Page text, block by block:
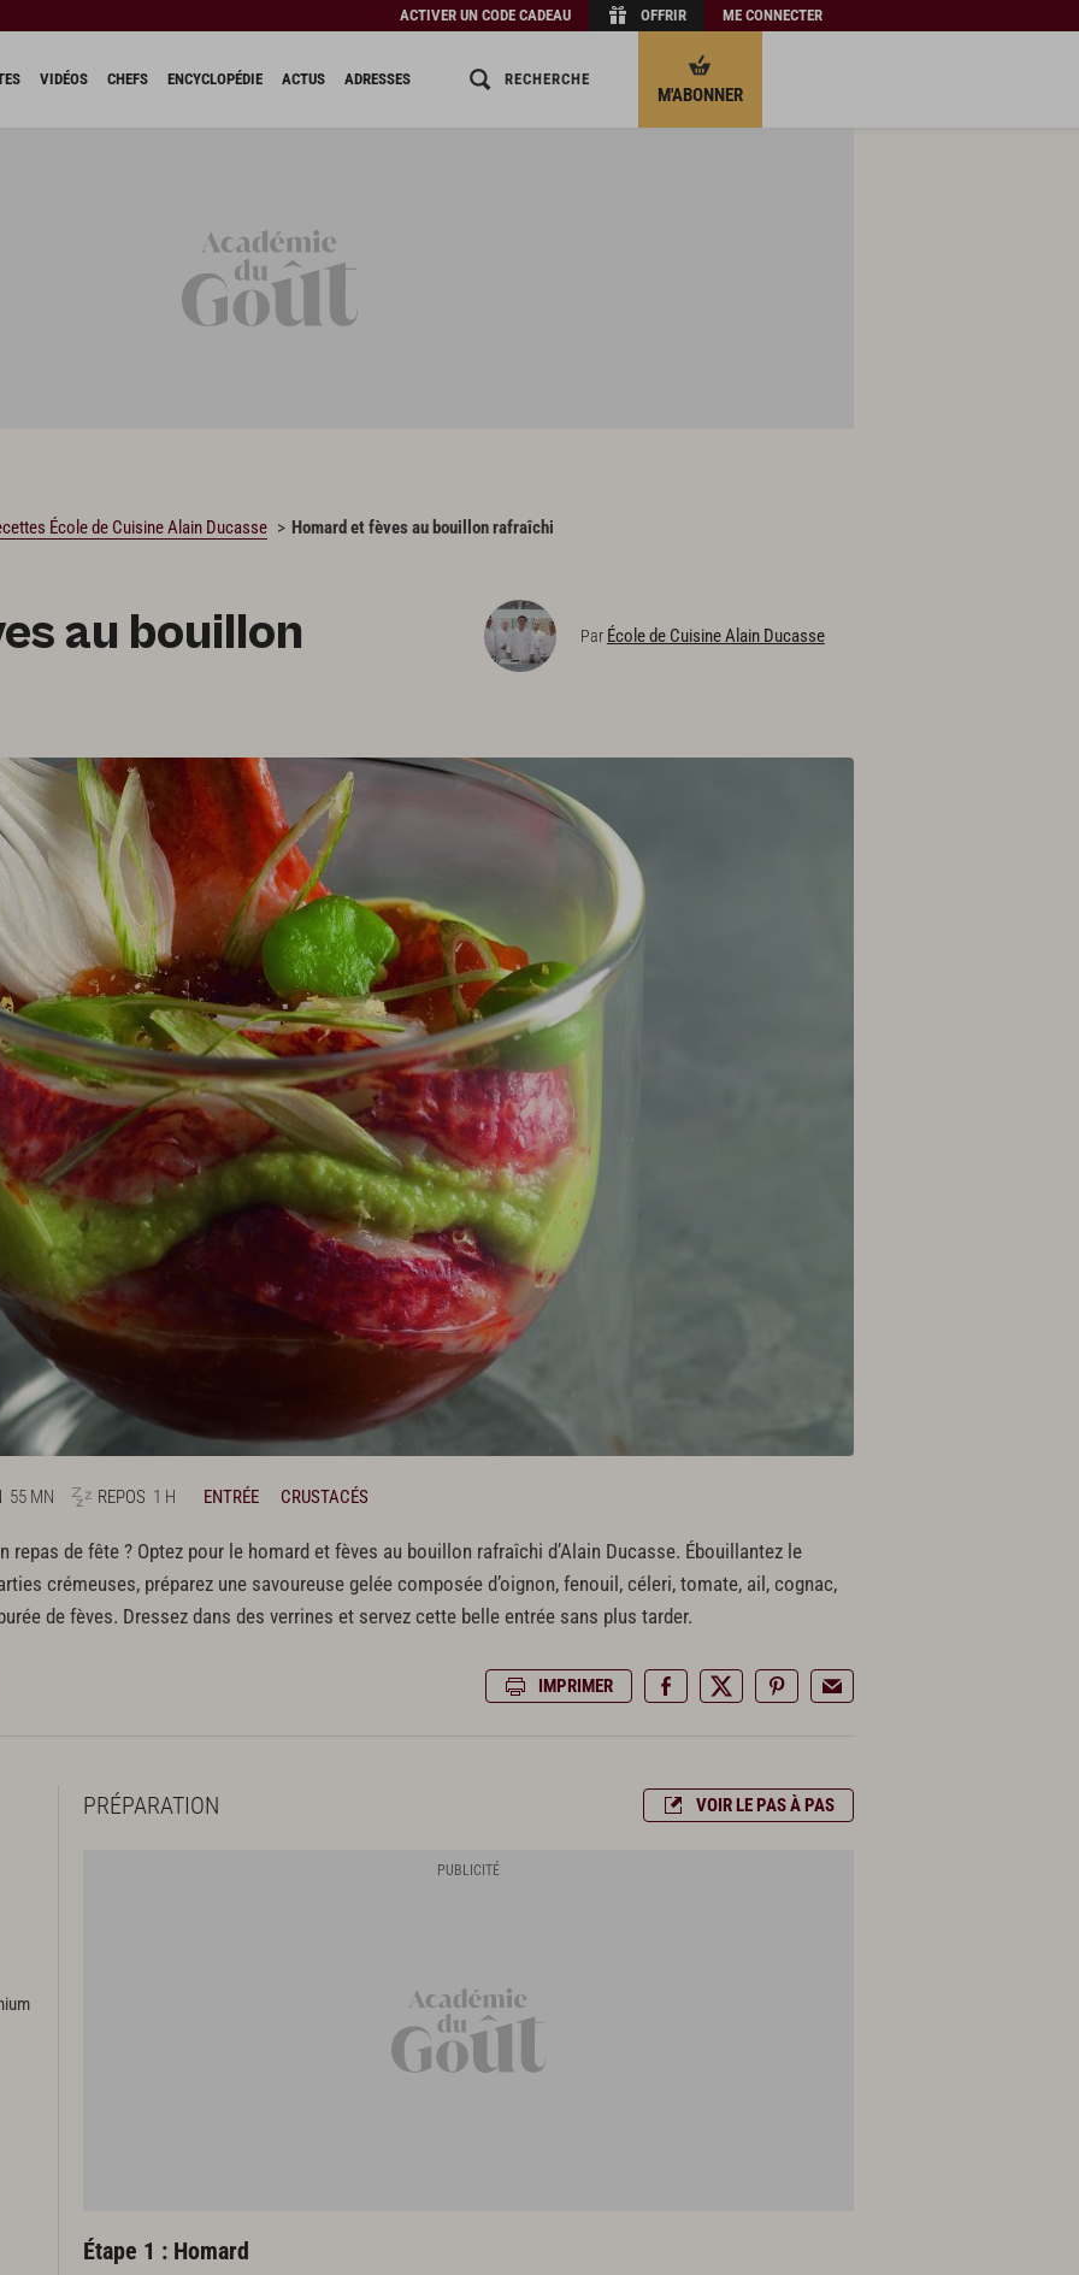
ACTIVER UN CODE CADEAU OFFRIR ME CONNECTER
VIDÉOS CHEFS ENCYCLOPÉDIE ACTUS ADRESSES RECHERCHE
M'ABONNER
École de Cuisine Alain Ducasse Homard et fèves au bouillon rafraîchi
au bouillon
Par École de Cuisine Alain Ducasse
55 MN REPOS 1 H ENTRÉE CRUSTACÉS
repas de fête ? Optez pour le homard et fèves au bouillon rafraîchi d’Alain Ducasse. Ébouillantez le
crémeuses, préparez une savoureuse gelée composée d’oignon, fenouil, céleri, tomate, ail, cognac,
de fèves. Dressez dans des verrines et servez cette belle entrée sans plus tarder.
IMPRIMER
PRÉPARATION VOIR LE PAS À PAS
Étape 1 : Homard